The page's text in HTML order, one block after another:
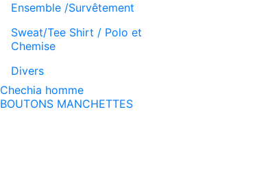
Ensemble /Survêtement
Sweat/Tee Shirt / Polo et
Chemise
Divers
Chechia homme
BOUTONS MANCHETTES